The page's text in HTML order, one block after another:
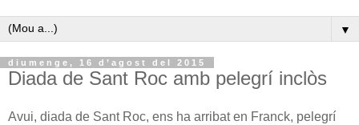
▼
diumenge, 16 d’agost del 2015
Diada de Sant Roc amb pelegrí inclòs
Avui, diada de Sant Roc, ens ha arribat en Franck, pelegrí